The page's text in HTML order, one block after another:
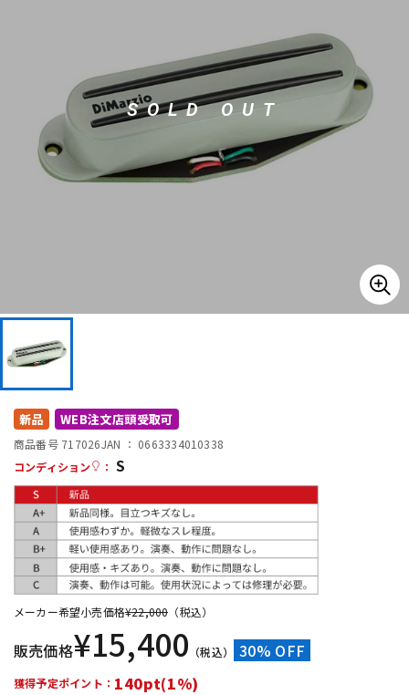
パーカッション
キーボード 電子ピアノ
管楽器
配信/ライブ機器
中古 ヴィンテージ
SOLD OUT
新品 WEB注文店頭受取可
商品番号 717026JAN ： 0663334010338
コンディション
： S
メーカー希望小売価格¥22,000 （税込）
販売価格¥15,400 （税込） 30% OFF
獲得予定ポイント： 140pt(1%)